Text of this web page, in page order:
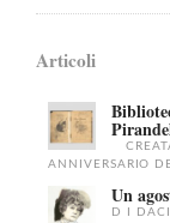
Articoli
ANNIVERSARIO
Un
D I